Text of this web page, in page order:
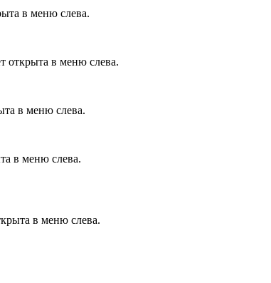
в меню слева.
открыта в меню слева.
в меню слева.
в меню слева.
в меню слева.